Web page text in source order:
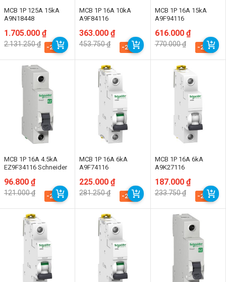
MCB 1P 125A 15kA
A9N18448
2.131.250₫
Giá
gốc
là:
1.705.000 ₫
Giá
hiện
tại
1.705.000 ₫.
-20%
MCB 1P 16A 10kA
A9F84116
453.750₫
Giá
gốc
là:
363.000₫
Giá
hiện
tại
363.000 ₫.
-20%
MCB 1P 16A 15kA
A9F94116
770.000₫
Giá
gốc
là:
616.000 ₫
Giá
hiện
tại
616.000 ₫.
-20%
MCB 1P 16A 4.5kA
EZ9F34116 Schneider
121.000₫
Giá
gốc
là:
96.800 ₫
Giá
hiện
tại
96.800 ₫.
-20%
MCB 1P 16A 6kA
A9F74116
281.250₫
Giá
gốc
là:
225.000₫
Giá
hiện
tại
225.000 ₫.
-20%
MCB 1P 16A 6kA
A9K27116
233.750₫
Giá
gốc
là:
187.000 ₫
Giá
hiện
tại
187.000 ₫.
-20%